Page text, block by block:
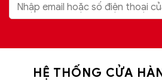
HỆ THỐNG CỬA